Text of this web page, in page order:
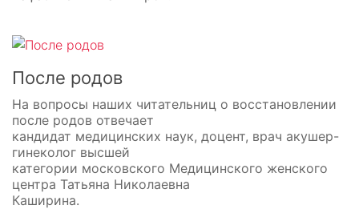
После родов
На вопросы наших читательниц о восстановлении
после родов отвечает
кандидат медицинских наук, доцент, врач акушер-
гинеколог высшей
категории московского Медицинского женского
центра Татьяна Николаевна
Каширина.